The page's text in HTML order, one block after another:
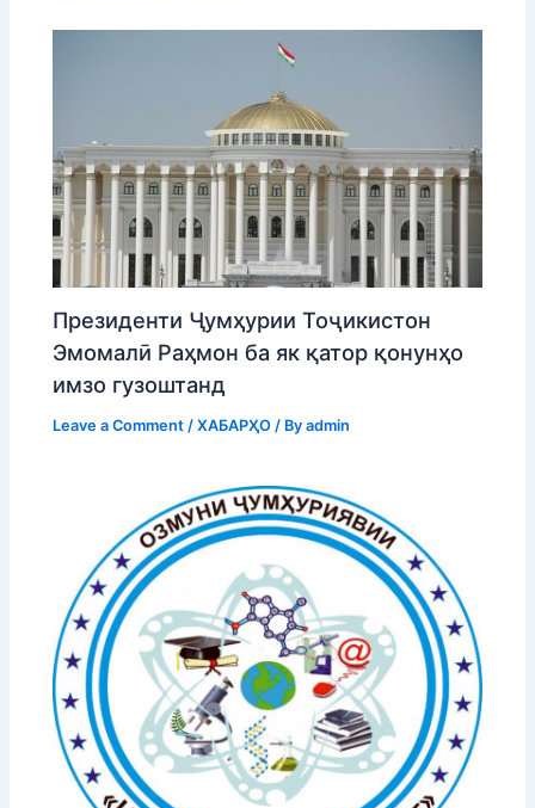
Президенти Ҷумҳурии Тоҷикистон
Эмомалӣ Раҳмон ба як қатор қонунҳо
имзо гузоштанд
Leave a Comment /ХАБАРҲО / Byadmin